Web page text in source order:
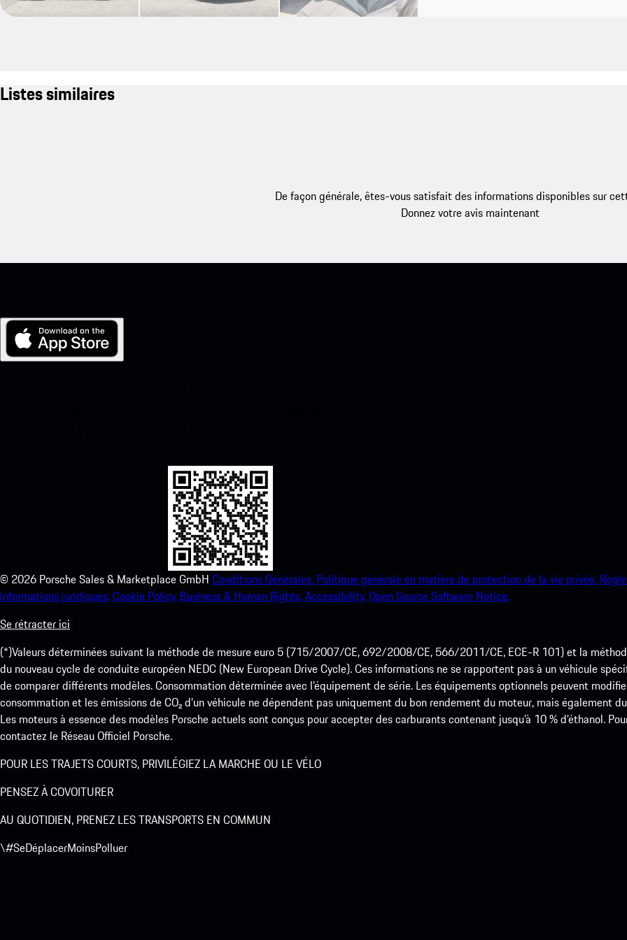
Listes similaires
De façon générale, êtes-vous satisfait des informations disponibles sur
Donnez votre avis maintenant
© 2026 Porsche Sales & Marketplace GmbH Conditions Générales. Politique générale en matière de protection de la vie privée.
informations juridiques.Cookie Policy. Business & Human Rights.Accessibility.Open Source Software Notice.
Se rétracter ici
(*)Valeurs déterminées suivant la méthode de mesure euro 5 (715/2007/CE, 692/2008/CE, 566/2011/CE, ECE-R 101) et la
du nouveau cycle de conduite européen NEDC (New European Drive Cycle). Ces informations ne se rapportent pas à un véhicule
de comparer différents modèles. Consommation déterminée avec l’équipement de série. Les équipements optionnels peuvent
consommation et les émissions de CO₂ d’un véhicule ne dépendent pas uniquement du bon rendement du moteur, mais
Les moteurs à essence des modèles Porsche actuels sont conçus pour accepter des carburants contenant jusqu’à 10 % d’éthanol.
contactez le Réseau Officiel Porsche.
POUR LES TRAJETS COURTS, PRIVILÉGIEZ LA MARCHE OU LE VÉLO
PENSEZ À COVOITURER
AU QUOTIDIEN, PRENEZ LES TRANSPORTS EN COMMUN
\#SeDéplacerMoinsPolluer